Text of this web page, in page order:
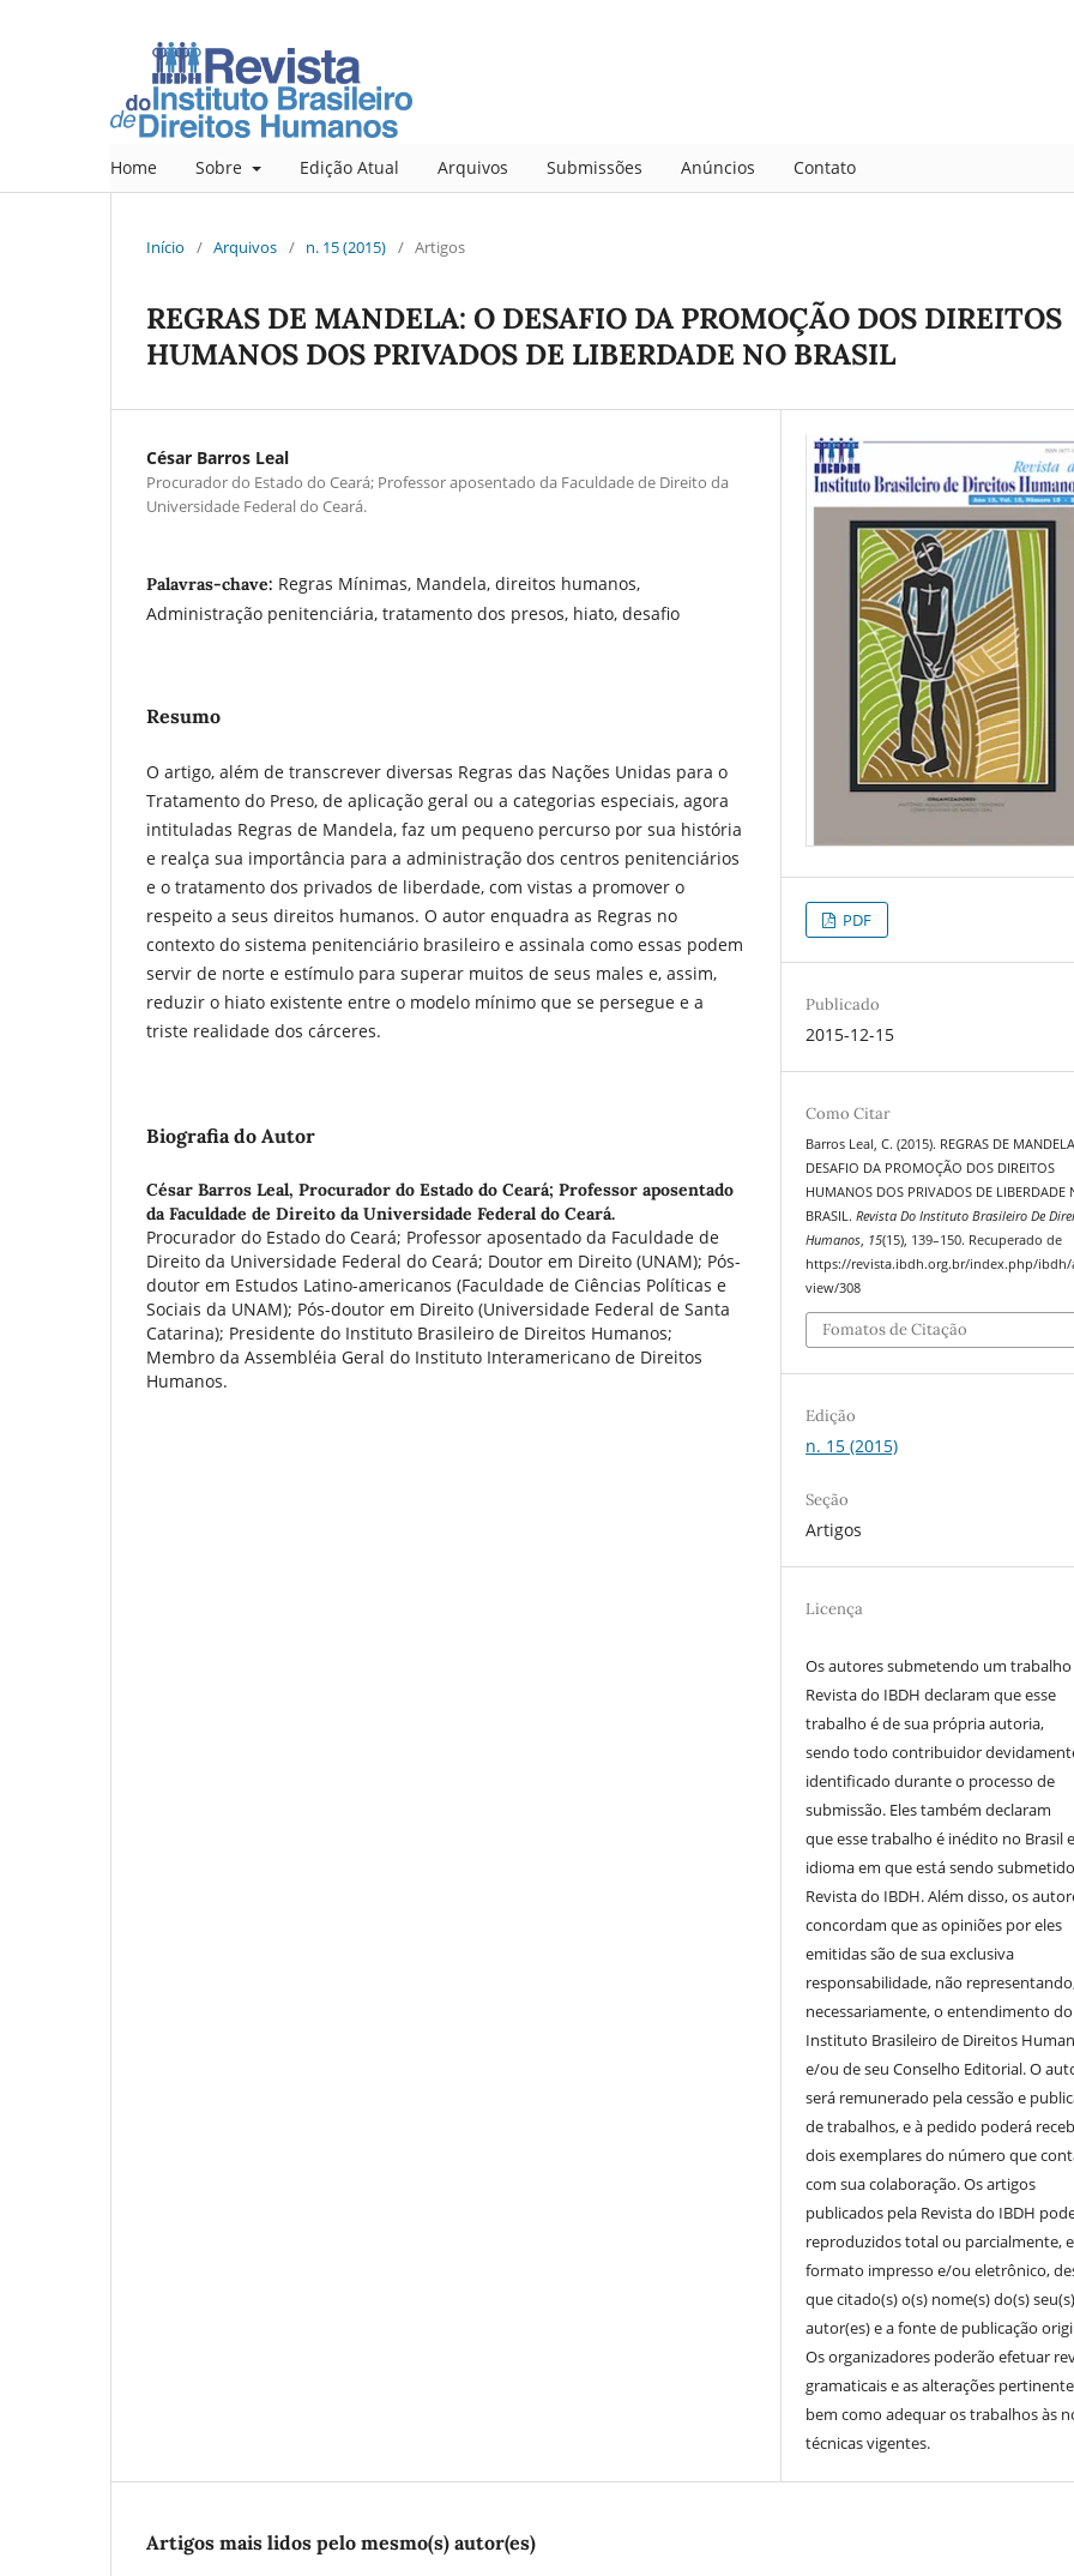
Home Sobre Edição Atual Arquivos Submissões Anúncios Contato
Início / Arquivos / n. 15 (2015) / Artigos
REGRAS DE MANDELA: O DESAFIO DA PROMOÇÃO DOS DIREITOS
HUMANOS DOS PRIVADOS DE LIBERDADE NO BRASIL
César Barros Leal
Procurador do Estado do Ceará; Professor aposentado da Faculdade de Direito da
Universidade Federal do Ceará.
Palavras-chave: Regras Mínimas, Mandela, direitos humanos,
Administração penitenciária, tratamento dos presos, hiato, desafio
Resumo
O artigo, além de transcrever diversas Regras das Nações Unidas para o
Tratamento do Preso, de aplicação geral ou a categorias especiais, agora
intituladas Regras de Mandela, faz um pequeno percurso por sua história
e realça sua importância para a administração dos centros penitenciários
e o tratamento dos privados de liberdade, com vistas a promover o
respeito a seus direitos humanos. O autor enquadra as Regras no
contexto do sistema penitenciário brasileiro e assinala como essas podem
servir de norte e estímulo para superar muitos de seus males e, assim,
reduzir o hiato existente entre o modelo mínimo que se persegue e a
triste realidade dos cárceres.
Biografia do Autor
César Barros Leal, Procurador do Estado do Ceará; Professor aposentado
da Faculdade de Direito da Universidade Federal do Ceará.
Procurador do Estado do Ceará; Professor aposentado da Faculdade de
Direito da Universidade Federal do Ceará; Doutor em Direito (UNAM); Pós-
doutor em Estudos Latino-americanos (Faculdade de Ciências Políticas e
Sociais da UNAM); Pós-doutor em Direito (Universidade Federal de Santa
Catarina); Presidente do Instituto Brasileiro de Direitos Humanos;
Membro da Assembléia Geral do Instituto Interamericano de Direitos
Humanos.
PDF
Publicado
2015-12-15
Como Citar
Barros Leal, C. (2015). REGRAS DE
DESAFIO DA PROMOÇÃO DOS DIREITOS
HUMANOS DOS PRIVADOS DE LIBERDADE
BRASIL.Revista Do Instituto Brasileiro De
Humanos, 15(15), 139–150. Recuperado de
https://revista.ibdh.org.br/index.php/ibdh/
view/308
Fomatos de Citação
Edição
n. 15 (2015)
Seção
Artigos
Licença
Os autores submetendo um trabalho
Revista do IBDH declaram que esse
trabalho é de sua própria autoria,
sendo todo contribuidor
identificado durante o processo de
submissão. Eles também declaram
que esse trabalho é inédito no Brasil
idioma em que está sendo
Revista do IBDH. Além disso, os
concordam que as opiniões por eles
emitidas são de sua exclusiva
responsabilidade, não
necessariamente, o entendimento do
Instituto Brasileiro de Direitos
e/ou de seu Conselho Editorial. O
será remunerado pela cessão e
de trabalhos, e à pedido poderá
dois exemplares do número que
com sua colaboração. Os artigos
publicados pela Revista do IBDH
reproduzidos total ou parcialmente,
formato impresso e/ou eletrônico,
que citado(s) o(s) nome(s) do(s) seu(s)
autor(es) e a fonte de publicação
Os organizadores poderão efetuar
gramaticais e as alterações
bem como adequar os trabalhos às
técnicas vigentes.
Artigos mais lidos pelo mesmo(s) autor(es)